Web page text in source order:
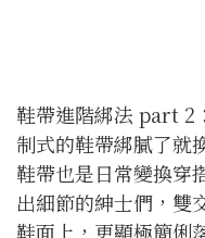
鞋帶進階綁法 part
制式的鞋帶綁膩了就
鞋帶也是日常變換穿
出細節的紳士們，雙
鞋面上，更顯極簡俐